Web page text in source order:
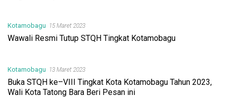
Kotamobagu 15 Maret 2023
Wawali Resmi Tutup STQH Tingkat Kotamobagu
Kotamobagu 13 Maret 2023
Buka STQH ke–VIII Tingkat Kota Kotamobagu Tahun 2023,
Wali Kota Tatong Bara Beri Pesan ini